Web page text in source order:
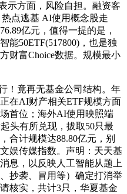
示方面，风险自担。融资客
点逃基 AI使用概念股走
亿元，值得一提的是，
能50ETF(517800)，也是独
财富Choice数据。规模最小
竟再无基金公司结构。年
在AI财产相关ETF规模方面
首位；海外AI使用映照端
头有所兑现，拔取50只最
合计规模达88.80亿元，别
娱传媒指数。声明：天天基
息，以反映人工智能从题上
抄袭、冒用等）确定打消举
核实，共计3只，华夏基金